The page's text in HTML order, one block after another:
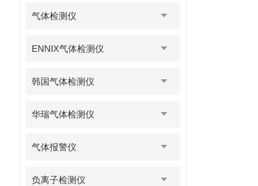
气体检测仪
ENNIX气体检测仪
韩国气体检测仪
华瑞气体检测仪
气体报警仪
负离子检测仪